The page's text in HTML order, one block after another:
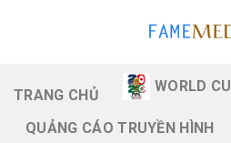
TRANG CHỦ
WORLD
QUẢNG CÁO TRUYỀN HÌNH